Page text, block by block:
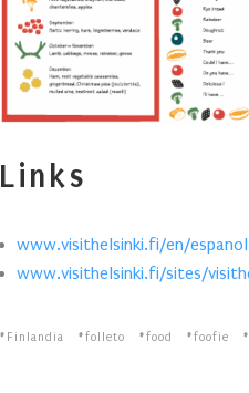
Links
www.visithelsinki.fi/en/espanol
www.visithelsinki.fi/sites/
Finlandia folleto food foofie